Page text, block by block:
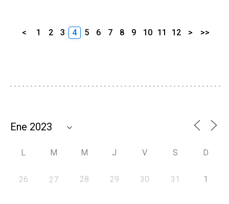
< 1 2 3 4 5 6 7 8 9 10 11 12 > >>
L M M J V S D
26 27 28 29 30 31 1